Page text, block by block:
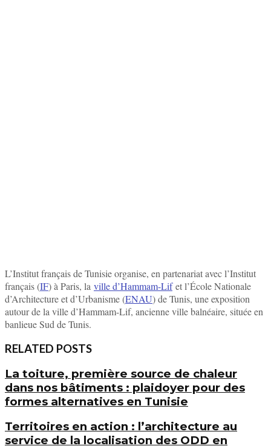
L’Institut français de Tunisie organise, en partenariat avec l’Institut
français (IF) à Paris, la ville d’Hammam-Lifet l’École Nationale
d’Architecture et d’Urbanisme (ENAU) de Tunis, une exposition
autour de la ville d’Hammam-Lif, ancienne ville balnéaire, située en
banlieue Sud de Tunis.
RELATED POSTS
La toiture, première source de chaleur
dans nos bâtiments : plaidoyer pour des
formes alternatives en Tunisie
Territoires en action : l’architecture au
service de la localisation des ODD en